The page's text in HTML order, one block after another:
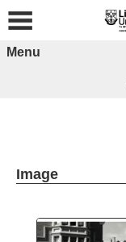
Menu
Image